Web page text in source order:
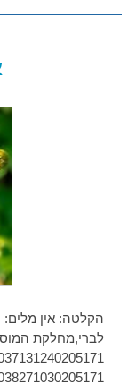
הקלטה: אין מלים:
לברי,מחלקת